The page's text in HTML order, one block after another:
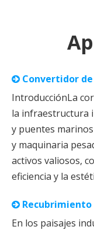
Convertidor de óxido a base de
IntroducciónLa
la infraestructura
y puentes
y maquinaria
activos valiosos,
eficiencia y la
Recubrimiento anticorrosión
En los paisajes